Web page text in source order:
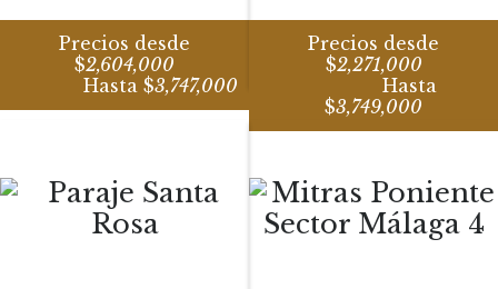
Precios desde
$2,604,000
Hasta $3,747,000
Precios desde
$2,271,000
Hasta
$3,749,000